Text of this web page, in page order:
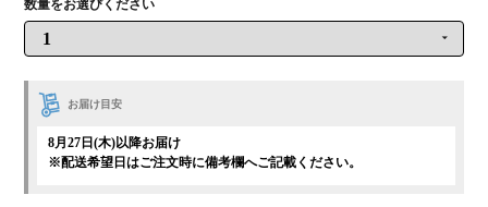
お届け目安
8月27日(木)以降お届け
※配送希望日はご注文時に備考欄へご記載ください。